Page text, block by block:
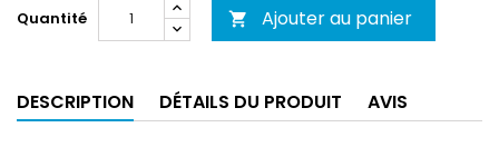
Quantité  Ajouter au panier
DESCRIPTION DÉTAILS DU PRODUIT AVIS